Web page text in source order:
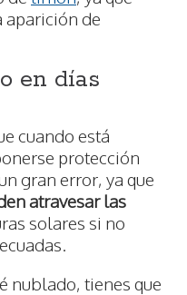
aparición de
en días
cuando está
protección
gran error, ya que
atravesar las
solares si no
nublado, tienes que